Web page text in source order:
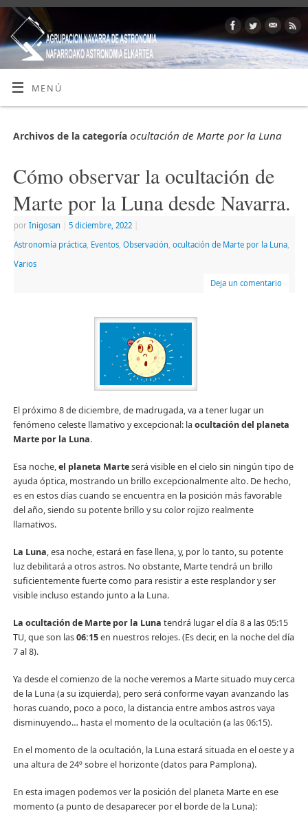
MENÚ
Archivos de la categoría ocultación de Marte por la Luna
Cómo observar la ocultación de
Marte por la Luna desde Navarra.
por Inigosan 5 diciembre, 2022
Astronomía práctica, Eventos, Observación ocultación de Marte por la Luna,
Varios
Deja un comentario
El próximo 8 de diciembre, de madrugada, va a tener lugar un
fenómeno celeste llamativo y excepcional: la ocultación del planeta
Marte por la Luna.
Esa noche,el planeta Marteserá visible en el cielo sin ningún tipo de
ayuda óptica, mostrando un brillo excepcionalmente alto. De hecho,
es en estos días cuando se encuentra en la posición más favorable
del año, siendo su potente brillo y su color rojizo realmente
llamativos.
La Luna, esa noche, estará en fase llena, y, por lo tanto, su potente
luz debilitará a otros astros. No obstante, Marte tendrá un brillo
suficientemente fuerte como para resistir a este resplandor y ser
visible incluso estando junto a la Luna.
La ocultación de Marte por la Luna tendrá lugar el día 8 a las 05:15
TU, que son las06:15en nuestros relojes. (Es decir, en la noche del día
7 al 8).
Ya desde el comienzo de la noche veremos a Marte situado muy cerca
de la Luna (a su izquierda), pero será conforme vayan avanzando las
horas cuando, poco a poco, la distancia entre ambos astros vaya
disminuyendo… hasta el momento de la ocultación (a las 06:15).
En el momento de la ocultación, la Luna estará situada en el oeste y a
una altura de 24º sobre el horizonte (datos para Pamplona).
En esta imagen podemos ver la posición del planeta Marte en ese
momento (a punto de desaparecer por el borde de la Luna):